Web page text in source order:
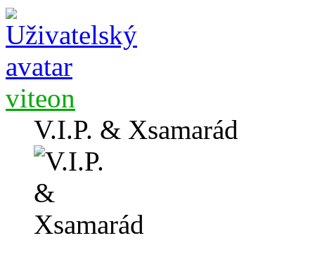
viteon
V.I.P. & Xsamarád